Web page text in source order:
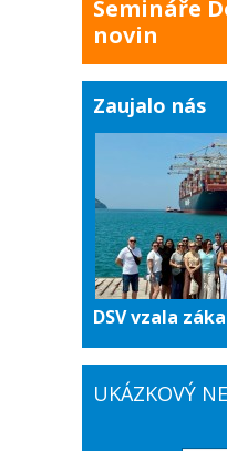
Semináře
novin
Zaujalo nás
DSV vzala
UKÁZKOVÝ